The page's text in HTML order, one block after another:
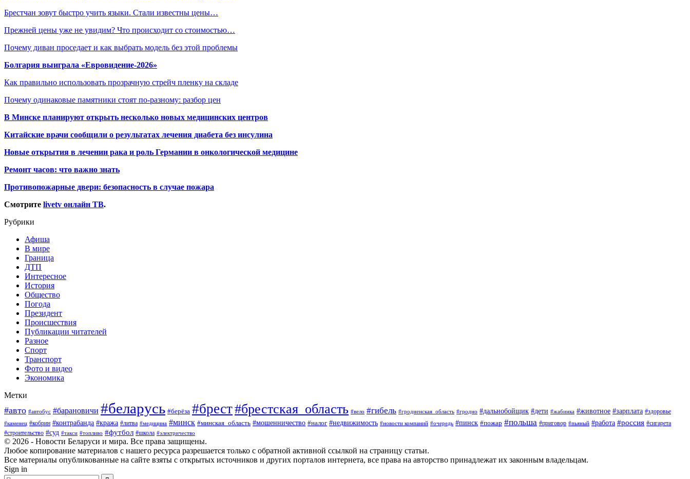
Брестчан зовут быстро учить языки. Стали известны цены…
Прежней цены уже не увидим? Что происходит со стоимостью…
Почему диван проседает и как выбрать модель без этой проблемы
Болгария выиграла «Евровидение-2026»
Как правильно использовать прозрачную стрейч пленку на складе
Почему одинаковые памятники стоят по-разному: разбор цен
В Минске планируют открыть несколько новых медицинских центров
Китайские врачи сообщили о результатах лечения диабета без инсулина
Новые открытия в лечении рака и роль Германии в онкологической медицине
Ремонт часов: что важно знать
Противопожарные двери: безопасность в случае пожара
Смотрите livetv онлайн ТВ.
Рубрики
Афиша
В мире
Граница
ДТП
Интересное
История
Общество
Погода
Президент
Происшествия
Публикации читателей
Разное
Спорт
Транспорт
Фото и видео
Экономика
Метки
#авто #автобус #барановичи #беларусь #берёза #брест#брестская_область #вело #гибель #гродненская_область #гродно #дальнобойщик #дети #жабинка #животное #зарплата #здоровье
#каменец #кобрин #контрабанда #кража #литва #медицина #минск #минская_область #мошенничество #налог #недвижимость #новости компаний #очередь #пинск #пожар #польша #приговор #пьяный #работа #россия #сигарета
#строительство #суд #такси #топливо #футбол #школа #электричество
© 2026 - Новости Беларуси и мира. Все права защищены.
Любое копирование материалов с нашего ресурса разрешается только с обратной активной ссылкой на страницу статьи.
Все материалы опубликованные на сайте взяты с открытых источников и других порталов интернета, все права на авторство принадлежат их законным владельцам.
Sign in